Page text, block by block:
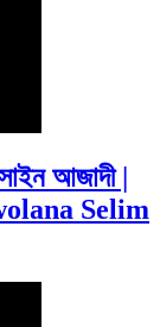
আজাদী |
Selim